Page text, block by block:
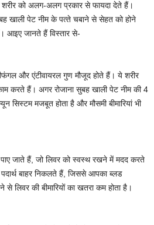
को अलग-अलग प्रकार से फायदा देते हैं।
पेट नीम के पत्‍ते चबाने से सेहत को होने
आइए जानते हैं वि‍स्‍तार से-
और एंटीवायरल गुण मौजूद होते हैं। ये शरीर
करते हैं। अगर रोजाना सुबह खाली पेट नीम की 4
सिस्टम मजबूत होता है और मौसमी बीमारियां भी
पाए जाते हैं, जो लिवर को स्वस्थ रखने में मदद करते
बाहर निकलते हैं, जिससे आपका ब्लड
ल‍िवर की बीमार‍ियों का खतरा कम होता है।